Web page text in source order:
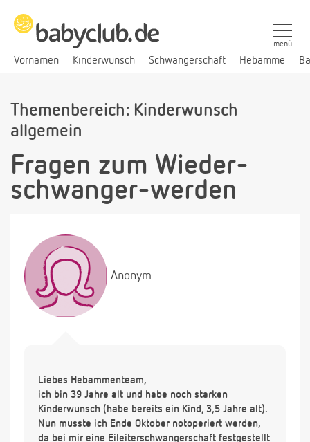
Vornamen Kinderwunsch Schwangerschaft Hebamme
menü
Themenbereich: Kinderwunsch
allgemein
Fragen zum Wieder-
schwanger-werden
Anonym
Liebes Hebammenteam,
ich bin 39 Jahre alt und habe noch starken
Kinderwunsch (habe bereits ein Kind, 3,5 Jahre alt).
Nun musste ich Ende Oktober notoperiert werden,
da bei mir eine Eileiterschwangerschaft festgestellt